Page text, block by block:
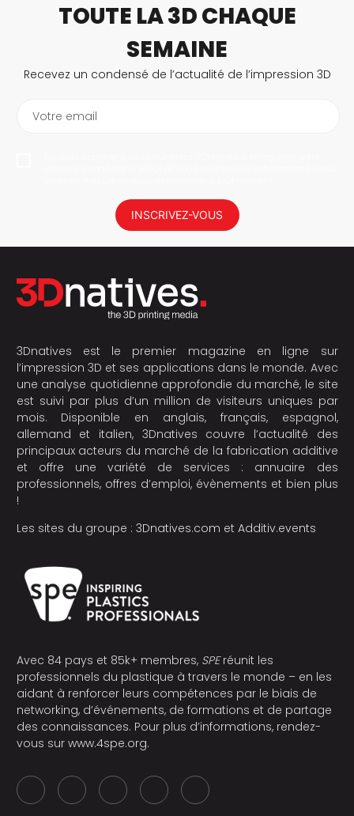
TOUTE LA 3D CHAQUE
SEMAINE
Recevez un condensé de l’actualité de l’impression 3D
Votre email
INSCRIVEZ-VOUS
3Dnatives est le premier magazine en ligne sur
l’impression 3D et ses applications dans le monde. Avec
une analyse quotidienne approfondie du marché, le site
est suivi par plus d’un million de visiteurs uniques par
mois. Disponible en anglais, français, espagnol,
allemand et italien, 3Dnatives couvre l’actualité des
principaux acteurs du marché de la fabrication additive
et offre une variété de services : annuaire des
professionnels, offres d’emploi, évènements et bien plus
!
Les sites du groupe : 3Dnatives.com et Additiv.events
Avec 84 pays et 85k+ membres, SPEréunit les
professionnels du plastique à travers le monde – en les
aidant à renforcer leurs compétences par le biais de
networking, d’événements, de formations et de partage
des connaissances. Pour plus d’informations, rendez-
vous sur www.4spe.org.